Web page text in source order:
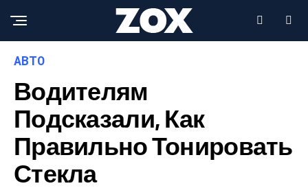
АВТО
Водителям
Подсказали, Как
Правильно Тонировать
Стекла